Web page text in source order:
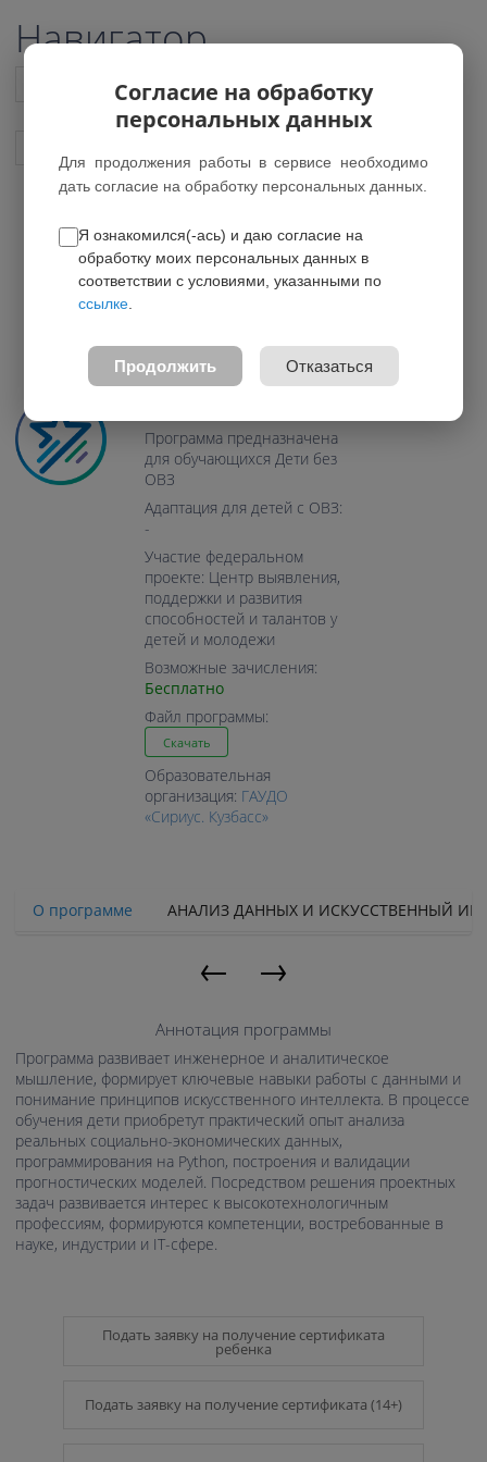
Навигатор
Список всех программ
Анализ данных и
искусственный интеллект
*Программа была удалена
Возраст: 15-17 лет
Программа предназначена
для обучающихся Дети без
ОВЗ
Адаптация для детей с ОВЗ:
-
Участие федеральном
проекте: Центр выявления,
поддержки и развития
способностей и талантов у
детей и молодежи
Возможные зачисления:
Бесплатно
Файл программы:
Скачать
Образовательная
организация: ГАУДО
«Сириус. Кузбасс»
О программе АНАЛИЗ ДАННЫХ И ИСКУССТВЕННЫЙ
← →
Аннотация программы
Программа развивает инженерное и аналитическое
мышление, формирует ключевые навыки работы с данными и
понимание принципов искусственного интеллекта. В процессе
обучения дети приобретут практический опыт анализа
реальных социально-экономических данных,
программирования на Python, построения и валидации
прогностических моделей. Посредством решения проектных
задач развивается интерес к высокотехнологичным
профессиям, формируются компетенции, востребованные в
науке, индустрии и IT-сфере.
Подать заявку на получение сертификата
ребенка
Подать заявку на получение сертификата (14+)
Согласие на обработку
персональных данных
Для продолжения работы в сервисе необходимо
дать согласие на обработку персональных данных.
Я ознакомился(-ась) и даю согласие на
обработку моих персональных данных в
соответствии с условиями, указанными по
ссылке
Продолжить Отказаться